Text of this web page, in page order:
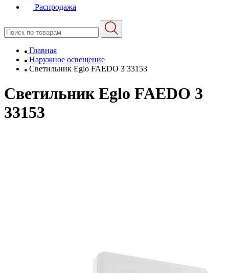
Распродажа
Главная
Наружное освещение
Светильник Eglo FAEDO 3 33153
Светильник Eglo FAEDO 3
33153